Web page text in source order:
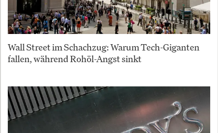
Wall Street im Schachzug: Warum Tech-Giganten
fallen, während Rohöl-Angst sinkt